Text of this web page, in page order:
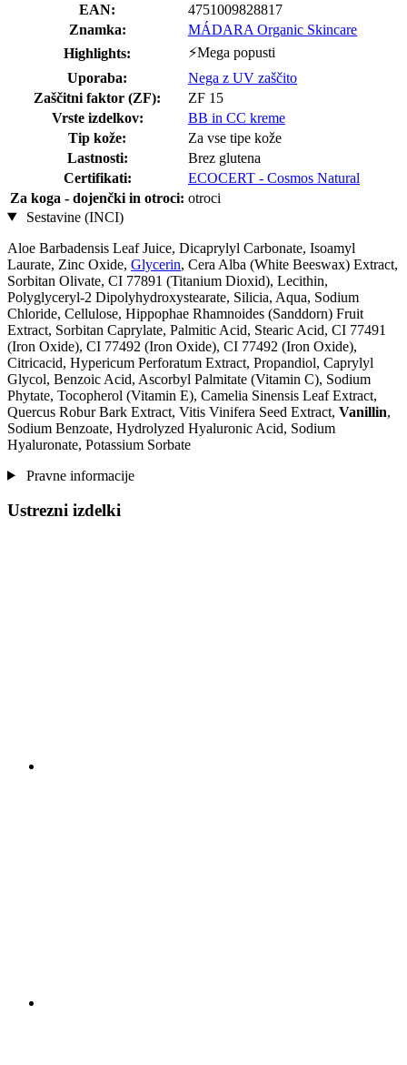
EAN:
4751009828817
Znamka:
MÁDARA Organic Skincare
Highlights:
⚡Mega popusti
Uporaba:
Nega z UV zaščito
Zaščitni faktor (ZF):
ZF 15
Vrste izdelkov:
BB in CC kreme
Tip kože:
Za vse tipe kože
Lastnosti:
Brez glutena
Certifikati:
ECOCERT - Cosmos Natural
Za koga - dojenčki in otroci: otroci
Sestavine (INCI)
Aloe Barbadensis Leaf Juice, Dicaprylyl Carbonate, Isoamyl
Laurate, Zinc Oxide, Glycerin, Cera Alba (White Beeswax) Extract,
Sorbitan Olivate, CI 77891 (Titanium Dioxid), Lecithin,
Polyglyceryl-2 Dipolyhydroxystearate, Silicia, Aqua, Sodium
Chloride, Cellulose, Hippophae Rhamnoides (Sanddorn) Fruit
Extract, Sorbitan Caprylate, Palmitic Acid, Stearic Acid, CI 77491
(Iron Oxide), CI 77492 (Iron Oxide), CI 77492 (Iron Oxide),
Citricacid, Hypericum Perforatum Extract, Propandiol, Caprylyl
Glycol, Benzoic Acid, Ascorbyl Palmitate (Vitamin C), Sodium
Phytate, Tocopherol (Vitamin E), Camelia Sinensis Leaf Extract,
Quercus Robur Bark Extract, Vitis Vinifera Seed Extract, Vanillin,
Sodium Benzoate, Hydrolyzed Hyaluronic Acid, Sodium
Hyaluronate, Potassium Sorbate
Pravne informacije
Ustrezni izdelki